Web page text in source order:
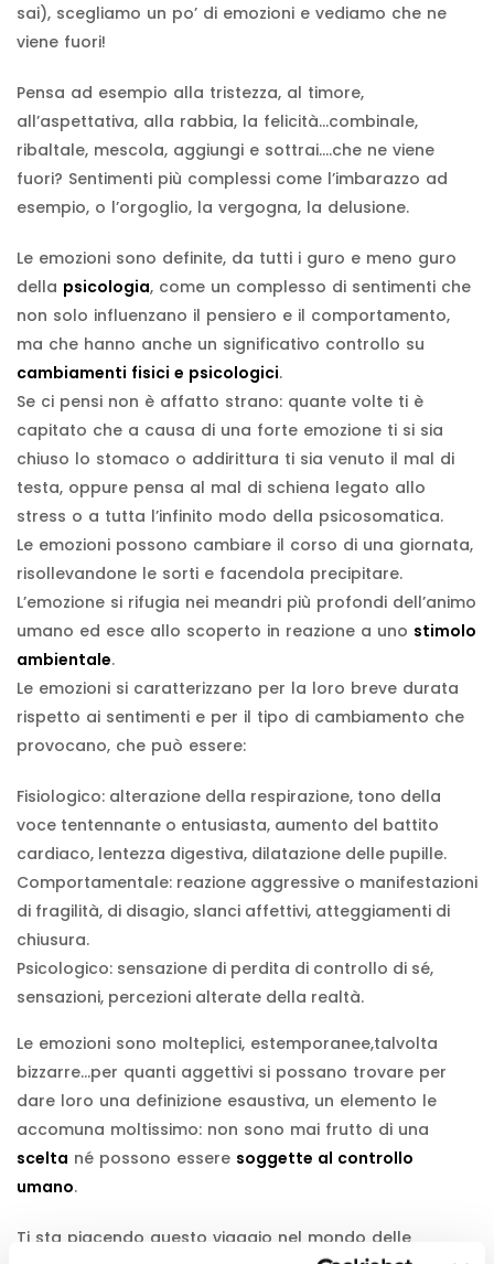
sai), scegliamo un po’ di emozioni e vediamo che ne
viene fuori!
Pensa ad esempio alla tristezza, al timore,
all’aspettativa, alla rabbia, la felicità…combinale,
ribaltale, mescola, aggiungi e sottrai….che ne viene
fuori? Sentimenti più complessi come l’imbarazzo ad
esempio, o l’orgoglio, la vergogna, la delusione.
Le emozioni sono definite, da tutti i guro e meno guro
della psicologia, come un complesso di sentimenti che
non solo influenzano il pensiero e il comportamento,
ma che hanno anche un significativo controllo su
cambiamenti fisici e psicologici.
Se ci pensi non è affatto strano: quante volte ti è
capitato che a causa di una forte emozione ti si sia
chiuso lo stomaco o addirittura ti sia venuto il mal di
testa, oppure pensa al mal di schiena legato allo
stress o a tutta l’infinito modo della psicosomatica.
Le emozioni possono cambiare il corso di una giornata,
risollevandone le sorti e facendola precipitare.
L’emozione si rifugia nei meandri più profondi dell’animo
umano ed esce allo scoperto in reazione a uno stimolo
ambientale.
Le emozioni si caratterizzano per la loro breve durata
rispetto ai sentimenti e per il tipo di cambiamento che
provocano, che può essere:
Fisiologico: alterazione della respirazione, tono della
voce tentennante o entusiasta, aumento del battito
cardiaco, lentezza digestiva, dilatazione delle pupille.
Comportamentale: reazione aggressive o manifestazioni
di fragilità, di disagio, slanci affettivi, atteggiamenti di
chiusura.
Psicologico: sensazione di perdita di controllo di sé,
sensazioni, percezioni alterate della realtà.
Le emozioni sono molteplici, estemporanee,talvolta
bizzarre…per quanti aggettivi si possano trovare per
dare loro una definizione esaustiva, un elemento le
accomuna moltissimo: non sono mai frutto di una
scelta né possono essere soggette al controllo
umano.
Ti sta piacendo questo viaggio nel mondo delle